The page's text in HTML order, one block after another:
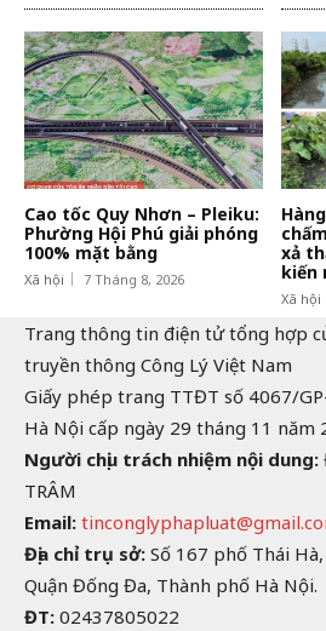
Cao tốc Quy Nhơn – Pleiku:
Phường Hội Phú giải phóng
100% mặt bằng
Xã hội 7 Tháng 8, 2026
xả
kiến
Xã hội
Trang thông tin điện tử tổng hợp
truyền thông Công Lý Việt Nam
Giấy phép trang TTĐT số 4067/
Hà Nội cấp ngày 29 tháng 11 năm
Người chịu trách nhiệm nội dung:
TRÂM
Email:
Địa chỉ trụ sở: Số 167 phố Thái
Quận Đống Đa, Thành phố Hà Nội.
ĐT: 02437805022